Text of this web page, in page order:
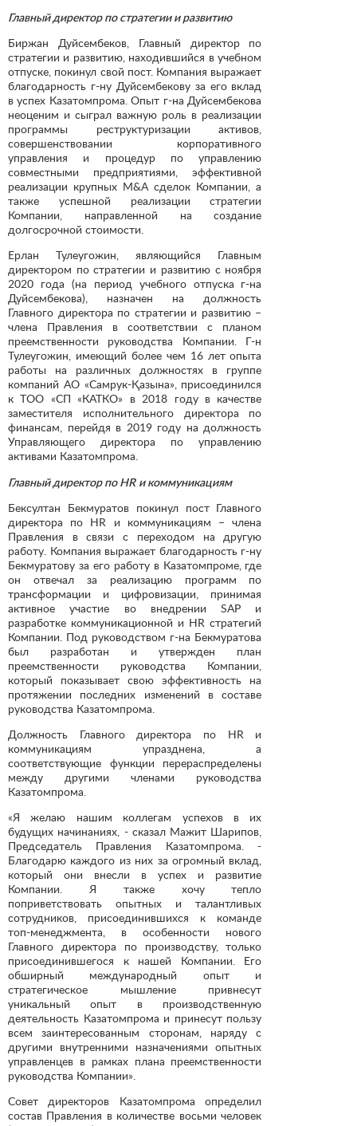
Главный директор по стратегии и развитию
Биржан Дуйсембеков, Главный директор по
стратегии и развитию, находившийся в учебном
отпуске, покинул свой пост. Компания выражает
благодарность г-ну Дуйсембекову за его вклад
в успех Казатомпрома. Опыт г-на Дуйсембекова
неоценим и сыграл важную роль в реализации
программы реструктуризации активов,
совершенствовании корпоративного
управления и процедур по управлению
совместными предприятиями, эффективной
реализации крупных M&A сделок Компании, а
также успешной реализации стратегии
Компании, направленной на создание
долгосрочной стоимости.
Ерлан Тулеугожин, являющийся Главным
директором по стратегии и развитию с ноября
2020 года (на период учебного отпуска г-на
Дуйсембекова), назначен на должность
Главного директора по стратегии и развитию –
члена Правления в соответствии с планом
преемственности руководства Компании. Г-н
Тулеугожин, имеющий более чем 16 лет опыта
работы на различных должностях в группе
компаний АО «Самрук-Қазына», присоединился
к ТОО «СП «КАТКО» в 2018 году в качестве
заместителя исполнительного директора по
финансам, перейдя в 2019 году на должность
Управляющего директора по управлению
активами Казатомпрома.
Главный директор по HR и коммуникациям
Бексултан Бекмуратов покинул пост Главного
директора по HR и коммуникациям – члена
Правления в связи c переходом на другую
работу. Компания выражает благодарность г-ну
Бекмуратову за его работу в Казатомпроме, где
он отвечал за реализацию программ по
трансформации и цифровизации, принимая
активное участие во внедрении SAP и
разработке коммуникационной и HR стратегий
Компании. Под руководством г-на Бекмуратова
был разработан и утвержден план
преемственности руководства Компании,
который показывает свою эффективность на
протяжении последних изменений в составе
руководства Казатомпрома.
Должность Главного директора по HR и
коммуникациям упразднена, а
соответствующие функции перераспределены
между другими членами руководства
Казатомпрома.
«Я желаю нашим коллегам успехов в их
будущих начинаниях, - сказал Мажит Шарипов,
Председатель Правления Казатомпрома. -
Благодарю каждого из них за огромный вклад,
который они внесли в успех и развитие
Компании. Я также хочу тепло
поприветствовать опытных и талантливых
сотрудников, присоединившихся к команде
топ-менеджмента, в особенности нового
Главного директора по производству, только
присоединившегося к нашей Компании. Его
обширный международный опыт и
стратегическое мышление привнесут
уникальный опыт в производственную
деятельность Казатомпрома и принесут пользу
всем заинтересованным сторонам, наряду с
другими внутренними назначениями опытных
управленцев в рамках плана преемственности
руководства Компании».
Совет директоров Казатомпрома определил
состав Правления в количестве восьми человек